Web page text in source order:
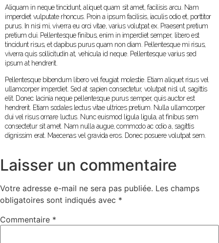
Aliquam in neque tincidunt, aliquet quam sit amet, facilisis arcu. Nam
imperdiet vulputate rhoncus. Proin a ipsum facilisis, iaculis odio et, porttitor
purus. In nisi mi, viverra eu orci vitae, varius volutpat ex. Praesent pretium
pretium dui. Pellentesque finibus, enim in imperdiet semper, libero est
tincidunt risus, et dapibus purus quam non diam. Pellentesque mi risus,
viverra quis sollicitudin at, vehicula id neque. Pellentesque varius sed
ipsum at hendrerit.
Pellentesque bibendum libero vel feugiat molestie. Etiam aliquet risus vel
ullamcorper imperdiet. Sed at sapien consectetur, volutpat nisl ut, sagittis
elit. Donec lacinia neque pellentesque purus semper, quis auctor est
hendrerit. Etiam sodales lectus vitae ultrices pretium. Nulla ullamcorper
dui vel risus ornare luctus. Nunc euismod ligula ligula, at finibus sem
consectetur sit amet. Nam nulla augue, commodo ac odio a, sagittis
dignissim erat. Maecenas vel gravida eros. Donec posuere volutpat sem.
Laisser un commentaire
Votre adresse e-mail ne sera pas publiée. Les champs
obligatoires sont indiqués avec *
Commentaire *